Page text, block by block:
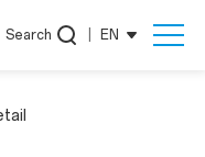
Search EN